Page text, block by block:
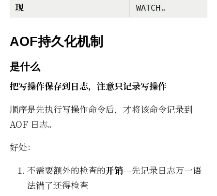
现
WATCH 。
AOF持久化机制
是什么
把写操作保存到日志，注意只记录写操作
顺序是先执行写操作命令后，才将该命令记录到
AOF 日志。
好处：
不需要额外的检查的开销---先记录日志万一语
法错了还得检查